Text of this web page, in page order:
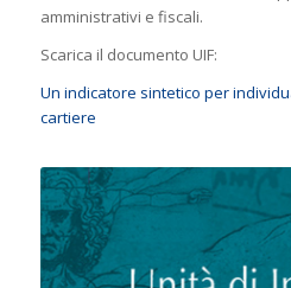
amministrativi e fiscali.
Scarica il documento UIF:
Un indicatore sintetico per
cartiere